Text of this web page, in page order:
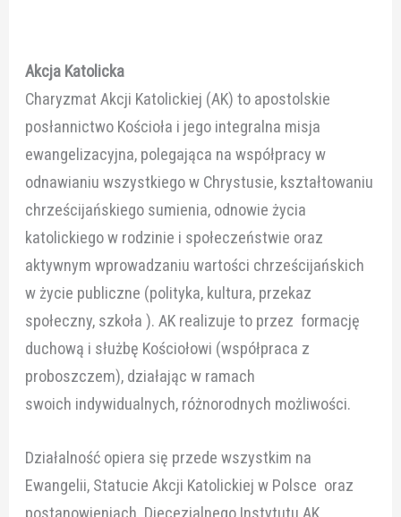
Akcja Katolicka
Charyzmat Akcji Katolickiej (AK) to apostolskie
posłannictwo Kościoła i jego integralna misja
ewangelizacyjna, polegająca na współpracy w
odnawianiu wszystkiego w Chrystusie, kształtowaniu
chrześcijańskiego sumienia, odnowie życia
katolickiego w rodzinie i społeczeństwie oraz
aktywnym wprowadzaniu wartości chrześcijańskich
w życie publiczne (polityka, kultura, przekaz
społeczny, szkoła ). AK realizuje to przez formację
duchową i służbę Kościołowi (współpraca z
proboszczem), działając w ramach
swoich indywidualnych, różnorodnych możliwości.
Działalność opiera się przede wszystkim na
Ewangelii, Statucie Akcji Katolickiej w Polsce oraz
postanowieniach Diecezjalnego Instytutu AK